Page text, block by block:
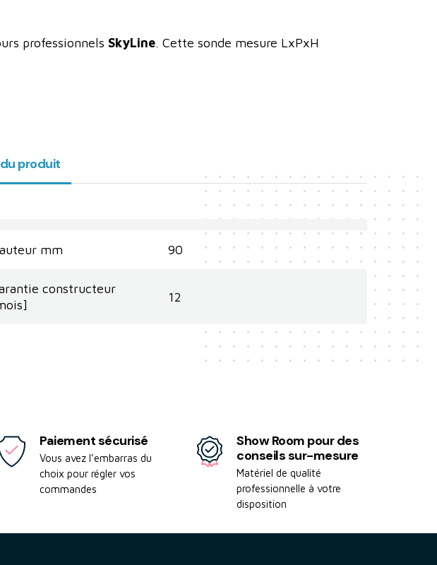
professionnels SkyLine. Cette sonde mesure LxPxH
produit
mm 90
constructeur
12
Paiement sécurisé
Vous avez l’embarras du
choix pour régler vos
commandes
Show Room pour des
conseils sur-mesure
Matériel de qualité
professionnelle à votre
disposition